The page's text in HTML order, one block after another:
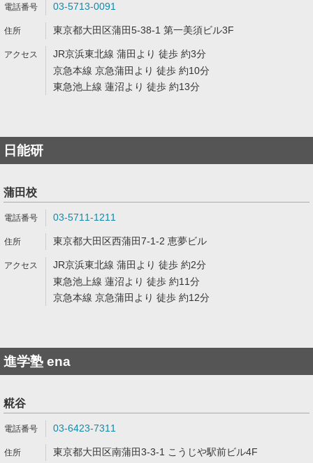
03-5713-0091
東京都大田区蒲田5-38-1 第一美須ビル3F
JR京浜東北線 蒲田より 徒歩 約3分
京急本線 京急蒲田より 徒歩 約10分
東急池上線 蓮沼より 徒歩 約13分
日能研
蒲田校
03-5711-1211
東京都大田区西蒲田7-1-2 恵夢ビル
JR京浜東北線 蒲田より 徒歩 約2分
東急池上線 蓮沼より 徒歩 約11分
京急本線 京急蒲田より 徒歩 約12分
進学塾 ena
糀谷
03-6423-7311
東京都大田区南蒲田3-3-1 こうじや駅前ビル4F